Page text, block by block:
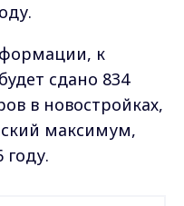
к
сдано 834
в новостройках,
максимум,